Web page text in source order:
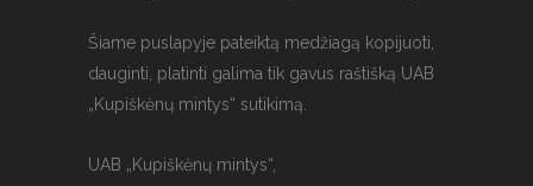
Šiame puslapyje pateiktą medžiagą kopijuoti,
dauginti, platinti galima tik gavus raštišką UAB
„Kupiškėnų mintys“ sutikimą.
UAB „Kupiškėnų mintys“,